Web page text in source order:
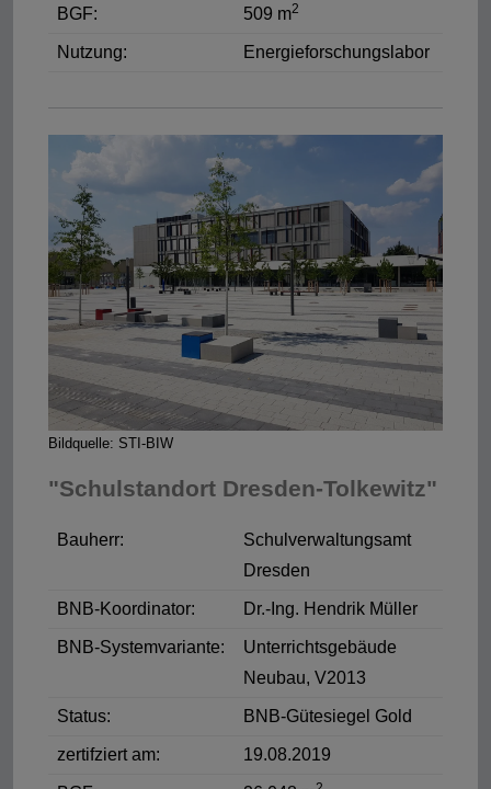
BGF: 509 m2
Nutzung: Energieforschungslabor
Bildquelle: STI-BIW
"Schulstandort Dresden-Tolkewitz"
Bauherr:
Schulverwaltungsamt
Dresden
BNB-Koordinator: Dr.-Ing. Hendrik Müller
BNB-Systemvariante:
Unterrichtsgebäude
Neubau, V2013
Status: BNB-Gütesiegel Gold
zertifziert am: 19.08.2019